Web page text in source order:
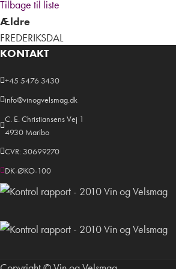
Tilbage til liste
Ældre
FREDERIKSDAL
KONTAKT
+45 5476 3430
info@vinogvelsmag.dk
C. E. Christiansens Vej 1
4930 Maribo
CVR: 30699270
DK-ØKO-100